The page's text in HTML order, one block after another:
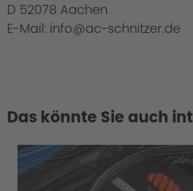
D 52078 Aachen
E-Mail: info@ac-schnitzer.de
Das könnte Sie auch